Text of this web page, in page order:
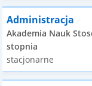
Administracja
Akademia Nauk
stopnia
stacjonarne